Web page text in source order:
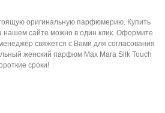
оригинальную парфюмерию. Купить
нашем сайте можно в один клик. Оформите
свяжется с Вами для согласования
женский парфюм Max Mara Silk Touch
сроки!